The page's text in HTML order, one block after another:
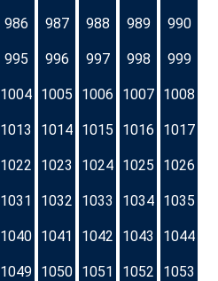
986 987 988 989 990
995 996 997 998 999
1004 1005 1006 1007 1008
1013 1014 1015 1016 1017
1022 1023 1024 1025 1026
1031 1032 1033 1034 1035
1040 1041 1042 1043 1044
1049 1050 1051 1052 1053